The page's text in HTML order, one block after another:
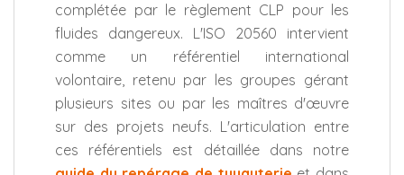
complétée par le règlement CLP pour les
fluides dangereux. L'ISO 20560 intervient
comme un référentiel international
volontaire, retenu par les groupes gérant
plusieurs sites ou par les maîtres d'œuvre
sur des projets neufs. L'articulation entre
ces référentiels est détaillée dans notre